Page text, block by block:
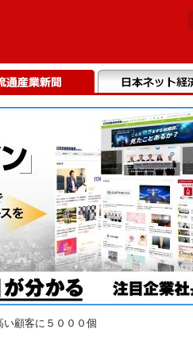
顧客に５０００個